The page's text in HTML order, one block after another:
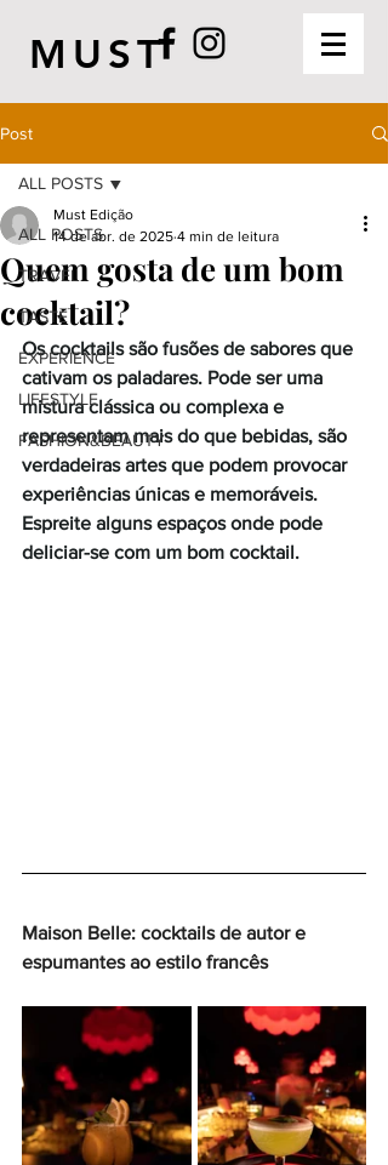
MUST
Post
ALL POSTS
TRAVEL
TASTE
EXPERIENCE
LIFESTYLE
FASHION&BEAUTY
ALL POSTS
Quem gosta de um bom
cocktail?
Must Edição
14 de abr. de 2025 4 min de leitura
Os cocktails são fusões de sabores que
cativam os paladares. Pode ser uma
mistura clássica ou complexa e
representam mais do que bebidas, são
verdadeiras artes que podem provocar
experiências únicas e memoráveis.
Espreite alguns espaços onde pode
deliciar-se com um bom cocktail.
Maison Belle: cocktails de autor e
espumantes ao estilo francês